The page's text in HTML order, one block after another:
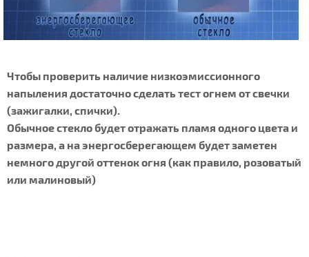
Чтобы проверить наличие низкоэмиссионного
напыления достаточно сделать тест огнем от свечки
(зажигалки, спички).
Обычное стекло будет отражать пламя одного цвета и
размера, а на энергосберегающем будет заметен
немного другой оттенок огня (как правило, розоватый
или малиновый)